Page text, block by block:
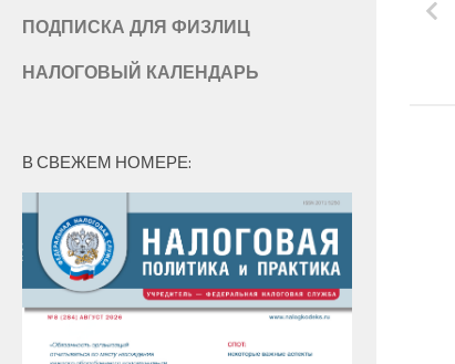
ПОДПИСКА ДЛЯ ФИЗЛИЦ
НАЛОГОВЫЙ КАЛЕНДАРЬ
В СВЕЖЕМ НОМЕРЕ: